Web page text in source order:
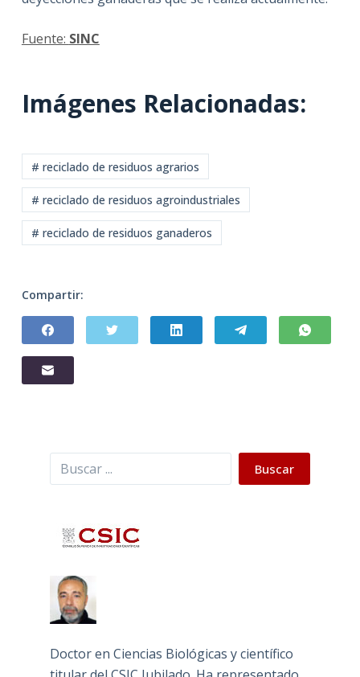
Fuente: SINC
Imágenes Relacionadas:
# reciclado de residuos agrarios
# reciclado de residuos agroindustriales
# reciclado de residuos ganaderos
Compartir:
Buscar Buscar
Doctor en Ciencias Biológicas y científico